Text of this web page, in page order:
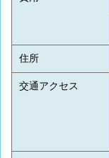
住所
交通アクセス